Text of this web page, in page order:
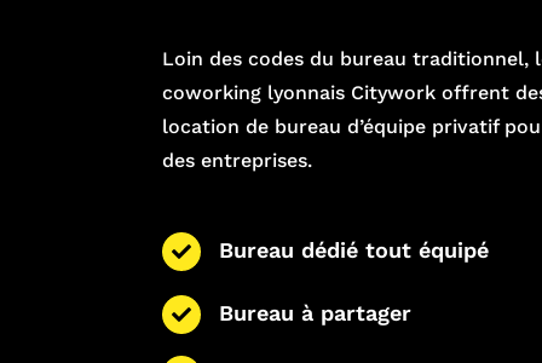
Loin des codes du bureau traditionnel,
coworking lyonnais Citywork offrent
location de bureau d’équipe privatif
des entreprises.
 Bureau dédié tout équipé
 Bureau à partager